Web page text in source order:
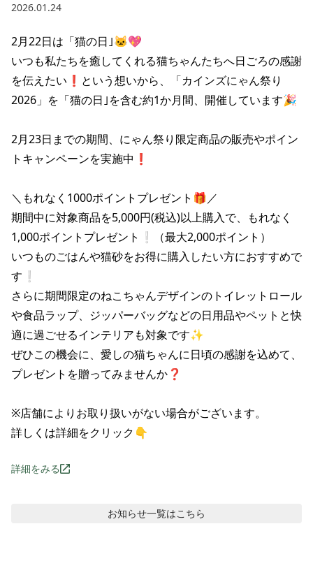
2026.01.24
2月22日は「猫の日｣🐱💖
いつも私たちを癒してくれる猫ちゃんたちへ日ごろの感謝
を伝えたい❗という想いから、「カインズにゃん祭り
2026」を「猫の日｣を含む約1か月間、開催しています🎉
2月23日までの期間、にゃん祭り限定商品の販売やポイン
トキャンペーンを実施中❗
＼もれなく1000ポイントプレゼント🎁／
期間中に対象商品を5,000円(税込)以上購入で、もれなく
1,000ポイントプレゼント❕（最大2,000ポイント）
いつものごはんや猫砂をお得に購入したい方におすすめで
す❕
さらに期間限定のねこちゃんデザインのトイレットロール
や食品ラップ、ジッパーバッグなどの日用品やペットと快
適に過ごせるインテリアも対象です✨
ぜひこの機会に、愛しの猫ちゃんに日頃の感謝を込めて、
プレゼントを贈ってみませんか❓
※店舗によりお取り扱いがない場合がございます。
詳しくは詳細をクリック👇
詳細をみる
お知らせ一覧はこちら